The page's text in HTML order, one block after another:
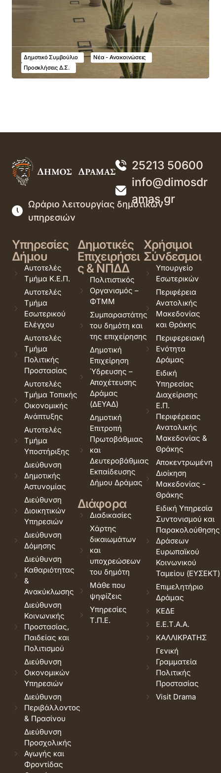
Δημοτικό Συμβούλιο
Νέα - Ανακοινώσεις
Προσκλήσεις Δ.Σ.
25213 50600
info@dimosdr
amas.gr
Ωράριο λειτουργίας δημοτικών
υπηρεσιών
Υπηρεσίες
Δήμου
Αυτοτελές
Τμήμα Κ.Ε.Π.
Αυτοτελές
Τμήμα
Εσωτερικού
Ελέγχου
Αυτοτελές
Τμήμα
Πολιτικής
Προστασίας
Αυτοτελές
Τμήμα Τοπικής
Οικονομικής
Ανάπτυξης
Αυτοτελές
Τμήμα
Υποστήριξης
Διεύθυνση
Δημοτικής
Αστυνομίας
Διεύθυνση
Διοικητικών
Υπηρεσιών
Διεύθυνση
Δόμησης
Διεύθυνση
Καθαριότητας
&
Ανακύκλωσης
Διεύθυνση
Κοινωνικής
Προστασίας,
Παιδείας και
Πολιτισμού
Διεύθυνση
Οικονομικών
Υπηρεσιών
Διεύθυνση
Περιβάλλοντος
& Πρασίνου
Διεύθυνση
Προσχολικής
Αγωγής και
Φροντίδας
Δημοτικές
Επιχειρήσει
ς & ΝΠΔΔ
Πολιτιστικός
Οργανισμός –
ΦΤΜΜ
Συμπαραστάτης
του δημότη και
της επιχείρησης
Δημοτική
Επιχείρηση
Ύδρευσης –
Αποχέτευσης
Δράμας
(ΔΕΥΑΔ)
Δημοτική
Επιτροπή
Πρωτοβάθμιας
και
Δευτεροβάθμιας
Εκπαίδευσης
Δήμου Δράμας
Διάφορα
Διαδικασίες
Χάρτης
δικαιωμάτων
και
υποχρεώσεων
του δημότη
Μάθε που
ψηφίζεις
Υπηρεσίες
Τ.Π.Ε.
Χρήσιμοι
Σύνδεσμοι
Υπουργείο
Εσωτερικών
Περιφέρεια
Ανατολικής
Μακεδονίας
και Θράκης
Περιφερειακή
Ενότητα
Δράμας
Ειδική
Υπηρεσίας
Διαχείρισης
Ε.Π.
Περιφέρειας
Ανατολικής
Μακεδονίας &
Θράκης
Αποκεντρωμένη
Διοίκηση
Μακεδονίας -
Θράκης
Ειδική Υπηρεσία
Συντονισμού και
Παρακολούθησης
Δράσεων
Ευρωπαϊκού
Κοινωνικού
Ταμείου (ΕΥΣΕΚΤ)
Επιμελητήριο
Δράμας
ΚΕΔΕ
Ε.Ε.Τ.Α.Α.
ΚΑΛΛΙΚΡΑΤΗΣ
Γενική
Γραμματεία
Πολιτικής
Προστασίας
Visit Drama